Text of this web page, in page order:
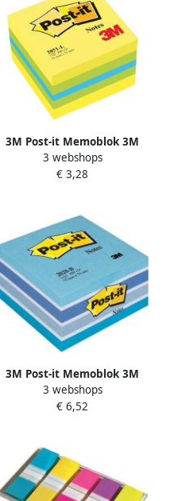
3M Post-it Memoblok 3M
Post it 2051L kubus
51x51mm lemon
3 webshops
€ 3,28
3M Post-it Memoblok 3M
Post it 2028B kubus
76x76mm aqua blauw
3 webshops
€ 6,52